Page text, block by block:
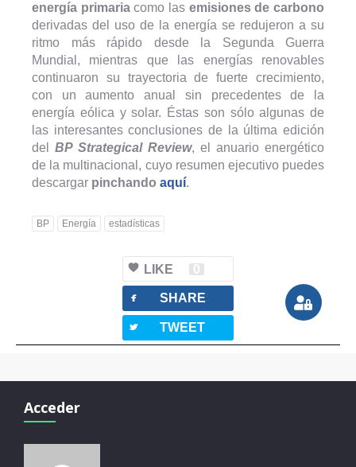
energía primariacomo las emisiones de carbono
derivadas del uso de la energía se redujeron a su
ritmo más rápido desde la Segunda Guerra
Mundial, mientras que las energías renovables
continuaron su trayectoria de fuerte crecimiento,
con un aumento anual sin precedentes de la
energía eólica y solar. Éstas son sólo algunas de
las interesantes conclusiones de la última edición
del BP Strategical Review, el anuario energético
de la multinacional, cuyo resumen ejecutivo puedes
descargar pinchando aquí.
BP Energía estadísticas
LIKE 0
facebook SHARE
twitterbird TWEET
Acceder